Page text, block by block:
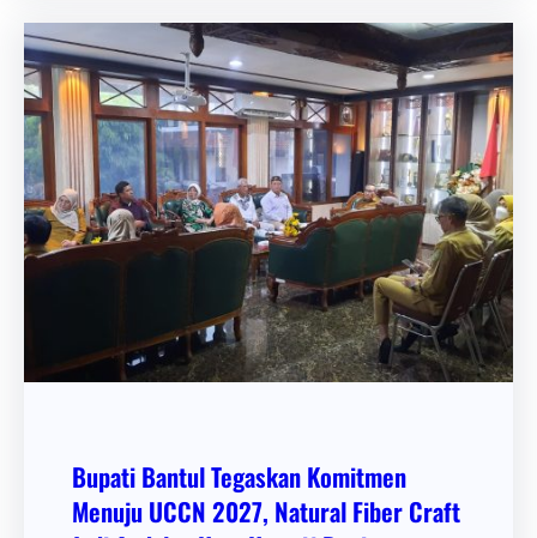
Bupati Bantul Tegaskan Komitmen
Menuju UCCN 2027, Natural Fiber Craft